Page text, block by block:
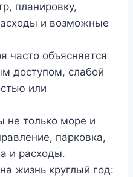
планировку,
и возможные
часто объясняется
доступом, слабой
или
только море и
парковка,
и расходы.
жизнь круглый год: